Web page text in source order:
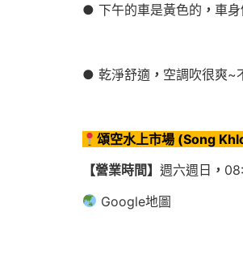
● 下午的車是黃色的 ， 車
● 乾淨舒適 ， 空調吹很爽~
頌空水上市場 (Song
【營業時間】 週六週日 ，
Google地圖